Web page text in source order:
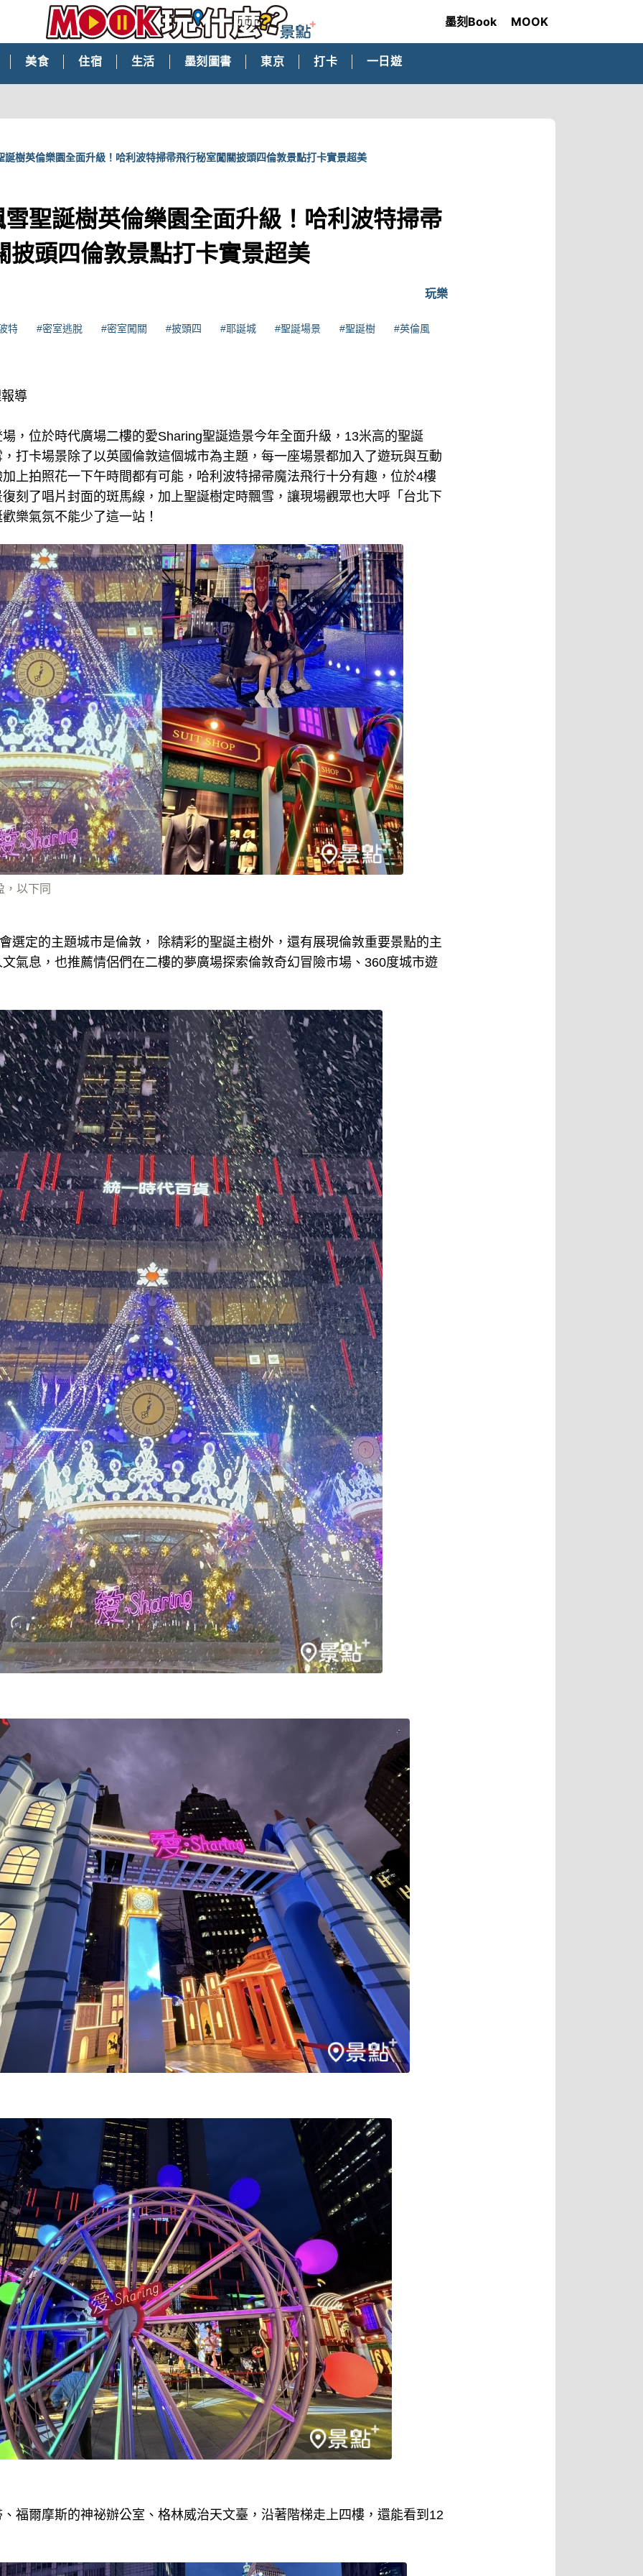
墨刻Book MOOK
美食 住宿 生活 墨刻圖書 東京 打卡 一日遊
樹英倫樂園全面升級！哈利波特掃帚飛行秘室闖關披頭四倫敦景點打卡實景超美
聖誕樹英倫樂園全面升級！哈利波特掃帚
披頭四倫敦景點打卡實景超美
玩樂
特 #密室逃脫 #密室闖關 #披頭四 #耶誕城 #聖誕場景 #聖誕樹 #英倫風
導
，位於時代廣場二樓的愛Sharing聖誕造景今年全面升級，13米高的聖誕
打卡場景除了以英國倫敦這個城市為主題，每一座場景都加入了遊玩與互動
上拍照花一下午時間都有可能，哈利波特掃帚魔法飛行十分有趣，位於4樓
刻了唱片封面的斑馬線，加上聖誕樹定時飄雪，讓現場觀眾也大呼「台北下
樂氣氛不能少了這一站！
，以下同
選定的主題城市是倫敦， 除精彩的聖誕主樹外，還有展現倫敦重要景點的主
氣息，也推薦情侶們在二樓的夢廣場探索倫敦奇幻冒險市場、360度城市遊
福爾摩斯的神祕辦公室、格林威治天文臺，沿著階梯走上四樓，還能看到12